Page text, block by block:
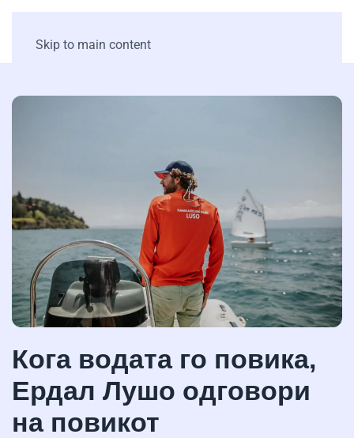
Skip to main content
Кога водата го повика,
Ердал Лушо одговори
на повикот